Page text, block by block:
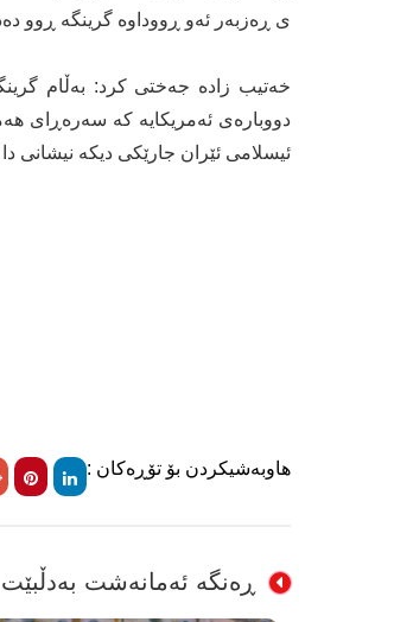
ی ڕەزبەر ئەو ڕووداوە گرینگە ڕوو
دووبارەی ئەمریکایە کە سەرەڕای
ئیسلامی ئێران جارێکی دیکە نیشانی
هاوبەشیکردن بۆ تۆڕەکان :
ڕەنگە ئەمانەشت بەدڵبێت